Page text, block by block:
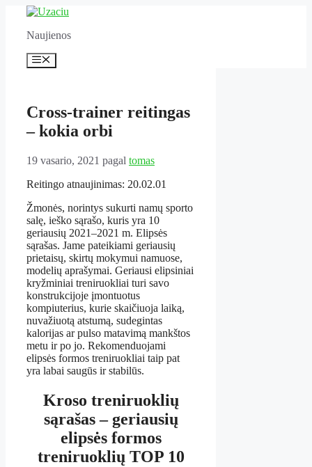
Pereiti
turinioNaujienos
Meniu
Cross-trainer reitingas
– kokia orbi
19 vasario, 2021 pagal tomas
Reitingo atnaujinimas: 20.02.01
Žmonės, norintys sukurti namų sporto
salę, ieško sąrašo, kuris yra 10
geriausių 2021–2021 m. Elipsės
sąrašas. Jame pateikiami geriausių
prietaisų, skirtų mokymui namuose,
modelių aprašymai. Geriausi elipsiniai
kryžminiai treniruokliai turi savo
konstrukcijoje įmontuotus
kompiuterius, kurie skaičiuoja laiką,
nuvažiuotą atstumą, sudegintas
kalorijas ar pulso matavimą mankštos
metu ir po jo. Rekomenduojami
elipsės formos treniruokliai taip pat
yra labai saugūs ir stabilūs.
Kroso treniruoklių
sąrašas – geriausių
elipsės formos
treniruoklių TOP 10